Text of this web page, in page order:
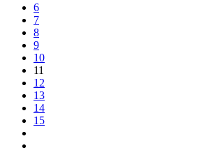
6
7
8
9
10
11
12
13
14
15